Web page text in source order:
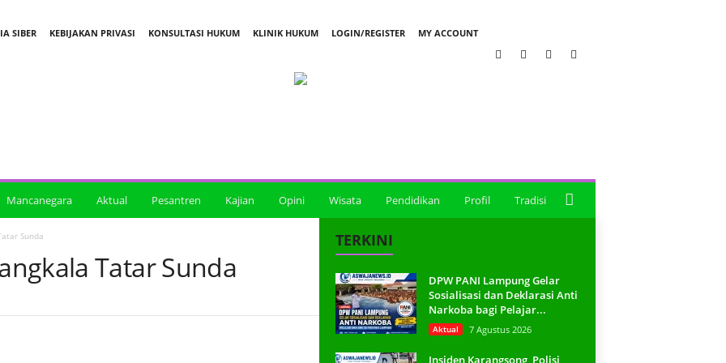
SIBER KEBIJAKAN PRIVASI KONSULTASI HUKUM KLINIK HUKUM LOGIN/REGISTER MY ACCOUNT
Mancanegara Aktual Pesantren Kajian Opini Wisata Pendidikan Profil Tradisi
Sunda
Tatar Sunda
TERKINI
DPW PANI Lampung Gelar
Sosialisasi dan Deklarasi Anti
Narkoba bagi Pelajar...
Aktual 7 Agustus 2026
Insiden Karangsong, Polisi